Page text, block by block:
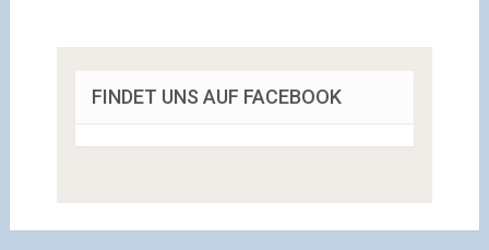
FINDET UNS AUF FACEBOOK